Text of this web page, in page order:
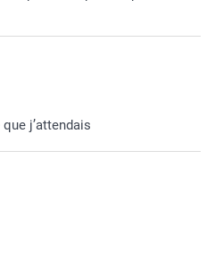
j’attendais